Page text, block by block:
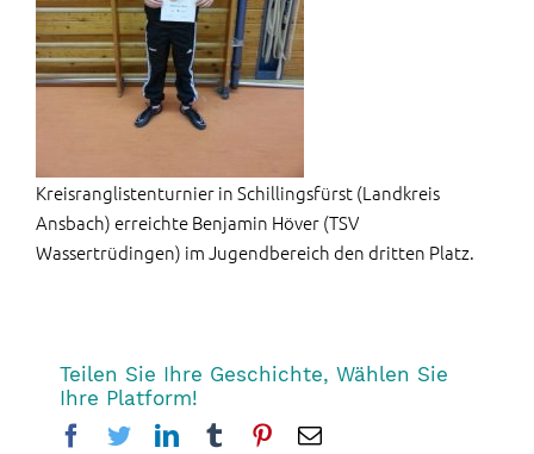
Kreisranglistenturnier in Schillingsfürst (Landkreis
Ansbach) erreichte Benjamin Höver (TSV
Wassertrüdingen) im Jugendbereich den dritten Platz.
Teilen Sie Ihre Geschichte, Wählen Sie
Ihre Platform!
Facebook
TwitterLinkedIn
TumblrPinterest
Email